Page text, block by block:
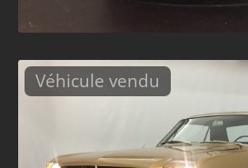
Véhicule vendu